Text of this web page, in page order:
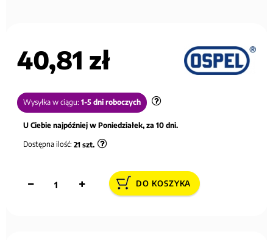
40,81 zł
Wysyłka w ciągu: 1-5 dni roboczych
U Ciebie najpóźniej w Poniedziałek, za 10 dni.
Dostępna ilość: 21 szt.
DO KOSZYKA